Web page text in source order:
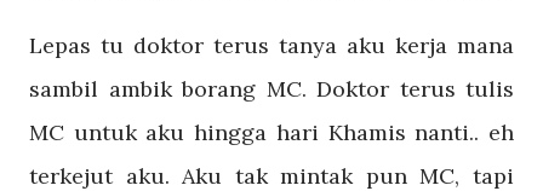
Lepas tu doktor terus tanya aku kerja mana
sambil ambik borang MC. Doktor terus tulis
MC untuk aku hingga hari Khamis nanti.. eh
terkejut aku. Aku tak mintak pun MC, tapi